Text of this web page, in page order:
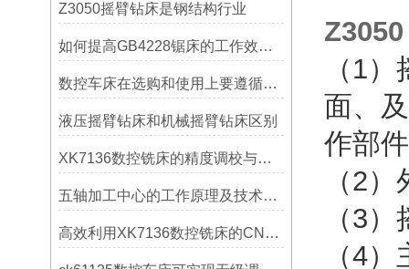
Z3050摇臂钻床是钢结构行业
如何提高GB4228锯床的工作效率？
数控车床在选购和使用上要遵循哪些条件呢？
液压摇臂钻床和机械摇臂钻床区别
XK7136数控铣床的精度调校与性能优化
五轴加工中心的工作原理及技术优势
高效利用XK7136数控铣床的CNC系统？
（1
面、及
作部
（2
（3
（4